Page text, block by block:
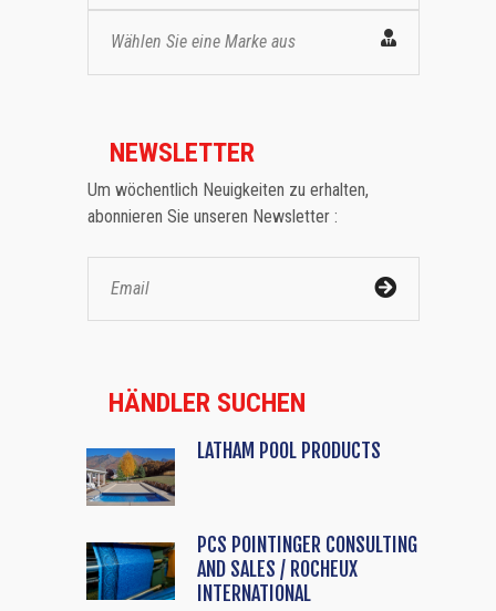
Wählen Sie eine Marke aus
NEWSLETTER
Um wöchentlich Neuigkeiten zu erhalten,
abonnieren Sie unseren Newsletter :
HÄNDLER SUCHEN
LATHAM POOL PRODUCTS
PCS POINTINGER CONSULTING
AND SALES / ROCHEUX
INTERNATIONAL